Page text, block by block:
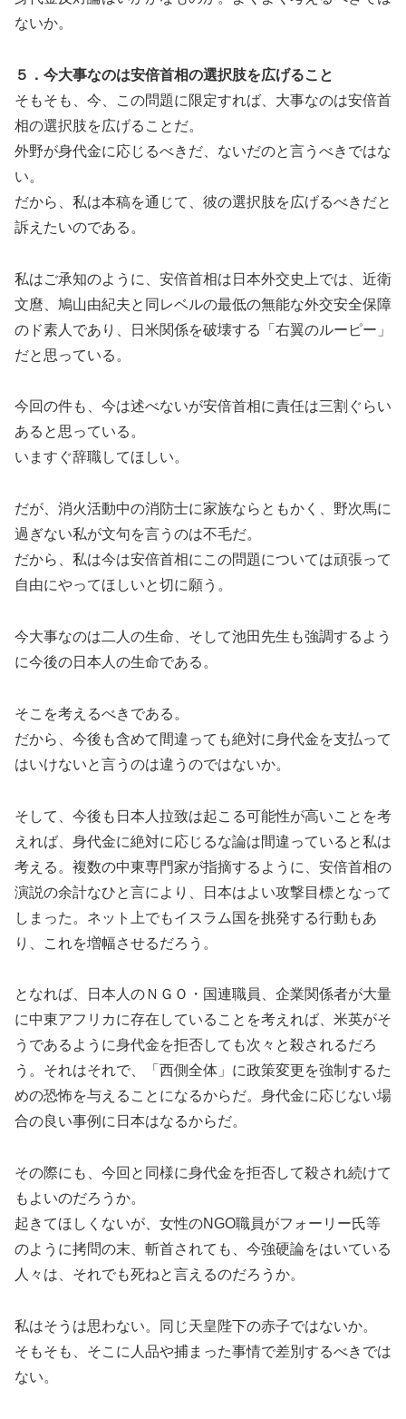
ないか。
５．今大事なのは安倍首相の選択肢を広げること
そもそも、今、この問題に限定すれば、大事なのは安倍首
相の選択肢を広げることだ。
外野が身代金に応じるべきだ、ないだのと言うべきではな
い。
だから、私は本稿を通じて、彼の選択肢を広げるべきだと
訴えたいのである。
私はご承知のように、安倍首相は日本外交史上では、近衛
文麿、鳩山由紀夫と同レベルの最低の無能な外交安全保障
のド素人であり、日米関係を破壊する「右翼のルーピー」
だと思っている。
今回の件も、今は述べないが安倍首相に責任は三割ぐらい
あると思っている。
いますぐ辞職してほしい。
だが、消火活動中の消防士に家族ならともかく、野次馬に
過ぎない私が文句を言うのは不毛だ。
だから、私は今は安倍首相にこの問題については頑張って
自由にやってほしいと切に願う。
今大事なのは二人の生命、そして池田先生も強調するよう
に今後の日本人の生命である。
そこを考えるべきである。
だから、今後も含めて間違っても絶対に身代金を支払って
はいけないと言うのは違うのではないか。
そして、今後も日本人拉致は起こる可能性が高いことを考
えれば、身代金に絶対に応じるな論は間違っていると私は
考える。複数の中東専門家が指摘するように、安倍首相の
演説の余計なひと言により、日本はよい攻撃目標となって
しまった。ネット上でもイスラム国を挑発する行動もあ
り、これを増幅させるだろう。
となれば、日本人のＮＧＯ・国連職員、企業関係者が大量
に中東アフリカに存在していることを考えれば、米英がそ
うであるように身代金を拒否しても次々と殺されるだろ
う。それはそれで、「西側全体」に政策変更を強制するた
めの恐怖を与えることになるからだ。身代金に応じない場
合の良い事例に日本はなるからだ。
その際にも、今回と同様に身代金を拒否して殺され続けて
もよいのだろうか。
起きてほしくないが、女性のNGO職員がフォーリー氏等
のように拷問の末、斬首されても、今強硬論をはいている
人々は、それでも死ねと言えるのだろうか。
私はそうは思わない。同じ天皇陛下の赤子ではないか。
そもそも、そこに人品や捕まった事情で差別するべきでは
ない。